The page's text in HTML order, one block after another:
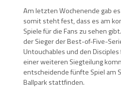
Am letzten Wochenende gab
somit steht fest, dass es am
Spiele für die Fans zu sehen
der Sieger der Best-of-Five-
Untouchables und den
einer weiteren Siegteilung
entscheidende fünfte Spiel am
Ballpark stattfinden.